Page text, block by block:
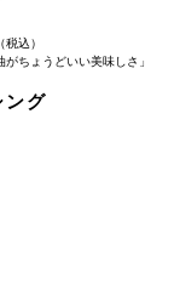
込）
ちょうどいい美味しさ」
ング